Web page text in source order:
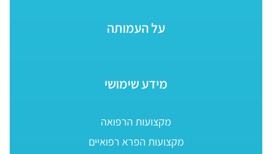
על העמותה
מידע שימושי
מקצועות הרפואה
מקצועות הפרא רפואיים